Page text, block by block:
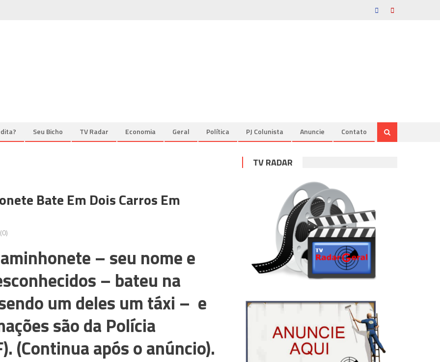
Seu Bicho TV Radar Economia Geral Política PJ Colunista Anuncie Contato
Bate Em Dois Carros Em
– seu nome e
– bateu na
um deles um táxi – e
são da Polícia
(Continua após o anúncio).
TV RADAR